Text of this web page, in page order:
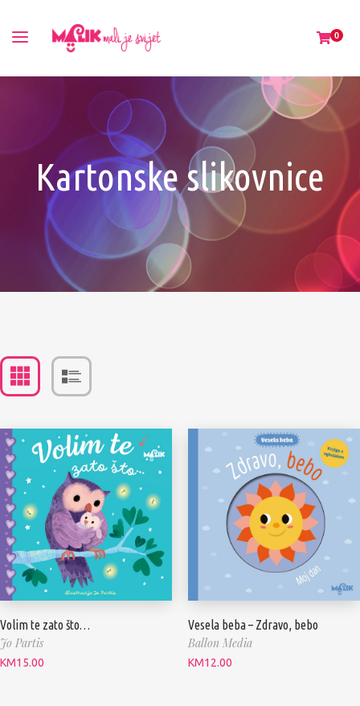
0
Kartonske slikovnice
Volim te zato što…
Jo Partis
KM15.00
Vesela beba – Zdravo, bebo
Ballon Media
KM12.00